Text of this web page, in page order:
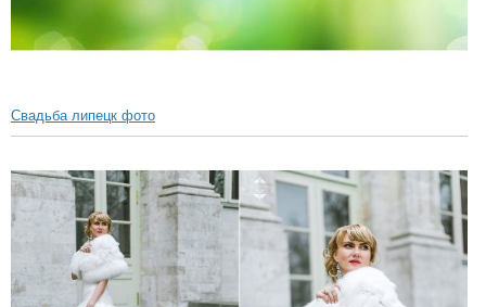
Свадьба липецк фото